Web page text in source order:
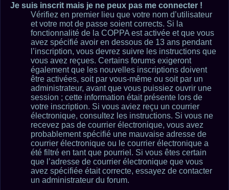
Je suis inscrit mais je ne peux pas me connecter !
Vérifiez en premier lieu que votre nom d’utilisateur
et votre mot de passe soient corrects. Si la
fonctionnalité de la COPPA est activée et que vous
avez spécifié avoir en dessous de 13 ans pendant
l’inscription, vous devrez suivre les instructions que
vous avez reçues. Certains forums exigeront
également que les nouvelles inscriptions doivent
être activées, soit par vous-même ou soit par un
administrateur, avant que vous puissiez ouvrir une
session ; cette information était présente lors de
votre inscription. Si vous aviez reçu un courrier
électronique, consultez les instructions. Si vous ne
recevez pas de courrier électronique, vous avez
probablement spécifié une mauvaise adresse de
courrier électronique ou le courrier électronique a
été filtré en tant que pourriel. Si vous êtes certain
que l’adresse de courrier électronique que vous
avez spécifiée était correcte, essayez de contacter
un administrateur du forum.